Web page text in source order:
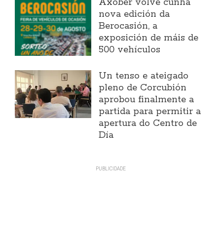
Axober volve cunha
nova edición da
Berocasión, a
exposición de máis de
500 vehículos
Un tenso e ateigado
pleno de Corcubión
aprobou finalmente a
partida para permitir a
apertura do Centro de
Día